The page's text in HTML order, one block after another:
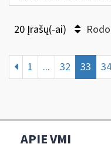
20 Įrašų(-ai)
1 ... 32 33 34
APIE VMI